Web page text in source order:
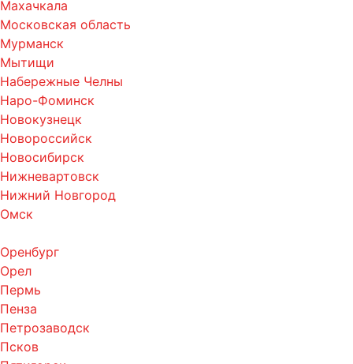
Махачкала
Московская область
Мурманск
Мытищи
Набережные Челны
Наро-Фоминск
Новокузнецк
Новороссийск
Новосибирск
Нижневартовск
Нижний Новгород
Омск
Оренбург
Орел
Пермь
Пенза
Петрозаводск
Псков